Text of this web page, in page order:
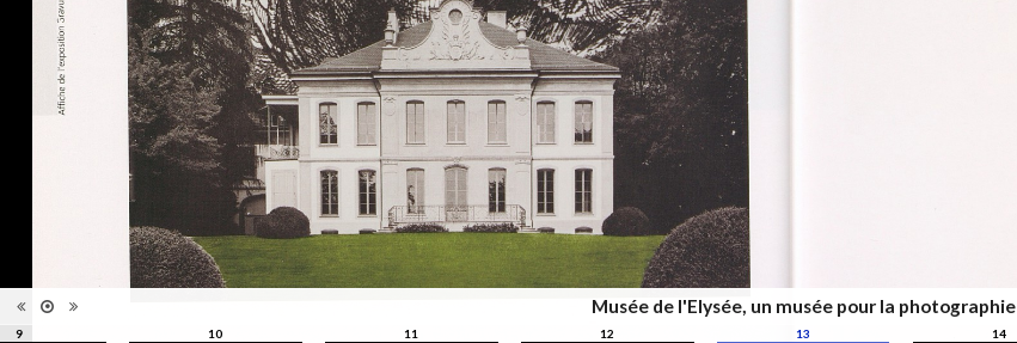
Musée de l'Elysée, un musée pour la photographie
9 10 11 12 13 14